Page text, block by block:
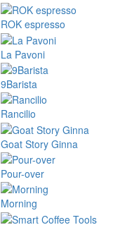
ROK espresso
La Pavoni
9Barista
Rancilio
Goat Story Ginna
Pour-over
Morning